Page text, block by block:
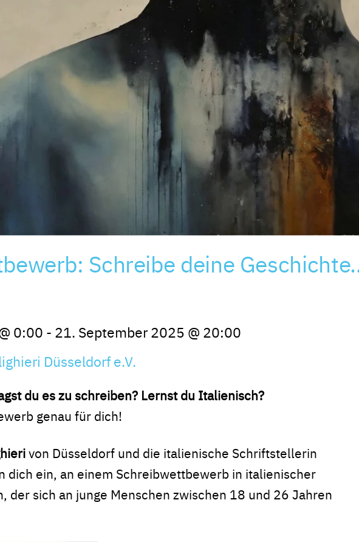
Schreibe deine
0:00 - 21. September 2025 @ 20:00
Düsseldorf e.V.
du es zu schreiben? Lernst du Italienisch?
genau für dich!
von Düsseldorf und die italienische Schriftstellerin
dich ein, an einem Schreibwettbewerb in italienischer
der sich an junge Menschen zwischen 18 und 26 Jahren